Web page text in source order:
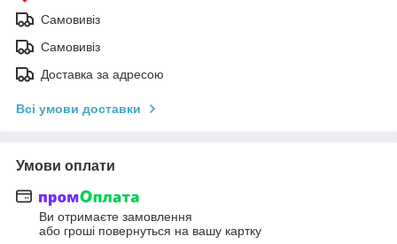
Самовивіз
Самовивіз
Доставка за адресою
Всі умови доставки
Умови оплати
Ви отримаєте замовлення
або гроші повернуться на вашу картку